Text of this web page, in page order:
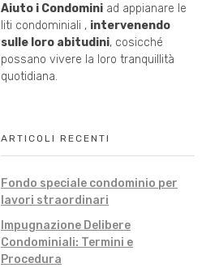
Aiuto i Condomini ad appianare le
liti condominiali , intervenendo
sulle loro abitudini, cosicché
possano vivere la loro tranquillità
quotidiana.
ARTICOLI RECENTI
Fondo speciale condominio per
lavori straordinari
Impugnazione Delibere
Condominiali: Termini e
Procedura